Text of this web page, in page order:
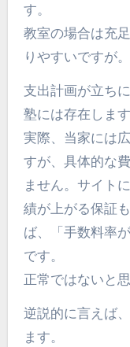
す。
教室の場合は充
りやすいですが。
支出計画が立ち
塾には存在します
実際、当家には
すが、具体的な
ません。サイト
績が上がる保証
ば、「手数料率
です。
正常ではないと思
逆説的に言えば
ます。